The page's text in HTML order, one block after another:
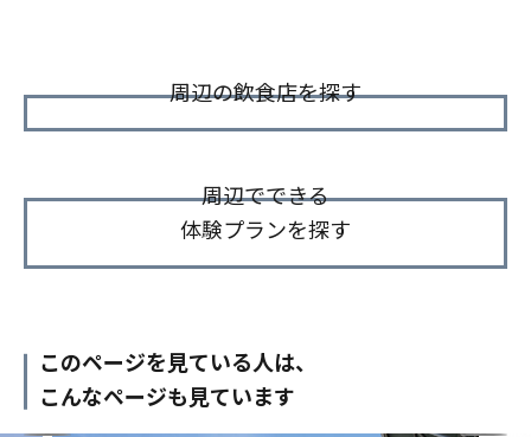
周辺の飲食店を探す
周辺でできる
体験プランを探す
このページを見ている人は、
こんなページも見ています